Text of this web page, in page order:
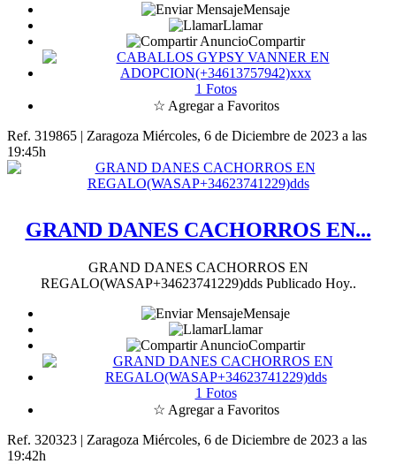
Mensaje
Llamar
Compartir
1 Fotos
☆ Agregar a Favoritos
Ref. 319865 | Zaragoza Miércoles, 6 de Diciembre de 2023 a las
19:45h
GRAND DANES CACHORROS EN...
GRAND DANES CACHORROS EN
REGALO(WASAP+34623741229)dds Publicado Hoy..
Mensaje
Llamar
Compartir
1 Fotos
☆ Agregar a Favoritos
Ref. 320323 | Zaragoza Miércoles, 6 de Diciembre de 2023 a las
19:42h